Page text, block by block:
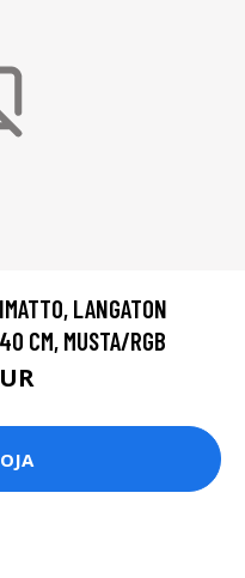
LANGATON
CM, MUSTA/RGB